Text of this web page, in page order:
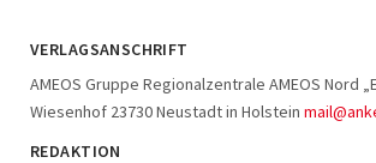
VERLAGSANSCHRIFT
AMEOS Gruppe Regionalzentrale AMEOS Nord
Wiesenhof 23730 Neustadt in Holstein
REDAKTION